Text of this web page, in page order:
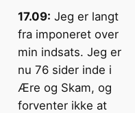
17.09: Jeg er langt
fra imponeret over
min indsats. Jeg er
nu 76 sider inde i
Ære og Skam, og
forventer ikke at